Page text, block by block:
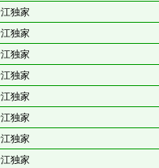
独家
独家
独家
独家
独家
独家
独家
独家